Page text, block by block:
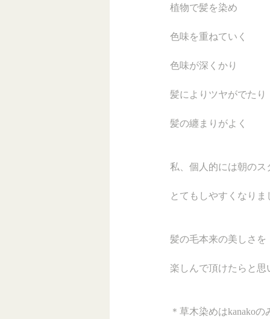
植物で髪を染め
色味を重ねていく
色味が深くかり
髪によりツヤがでたり
髪の纏まりがよく
私、個人的には朝のス
とてもしやすくなりま
髪の毛本来の美しさを
楽しんで頂けたらと思
＊草木染めはkanako